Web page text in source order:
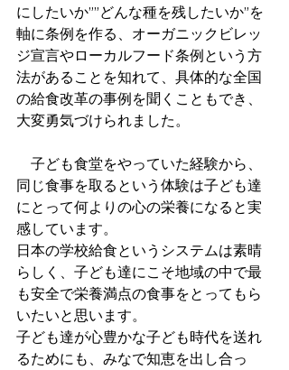
にしたいか””どんな種を残したいか”を
軸に条例を作る、オーガニックビレッ
ジ宣言やローカルフード条例という方
法があることを知れて、具体的な全国
の給食改革の事例を聞くこともでき、
大変勇気づけられました。
子ども食堂をやっていた経験から、
同じ食事を取るという体験は子ども達
にとって何よりの心の栄養になると実
感しています。
日本の学校給食というシステムは素晴
らしく、子ども達にこそ地域の中で最
も安全で栄養満点の食事をとってもら
いたいと思います。
子ども達が心豊かな子ども時代を送れ
るためにも、みなで知恵を出し合っ